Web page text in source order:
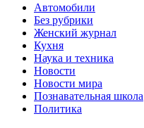
Автомобили
Без рубрики
Женский журнал
Кухня
Наука и техника
Новости
Новости мира
Познавательная школа
Политика